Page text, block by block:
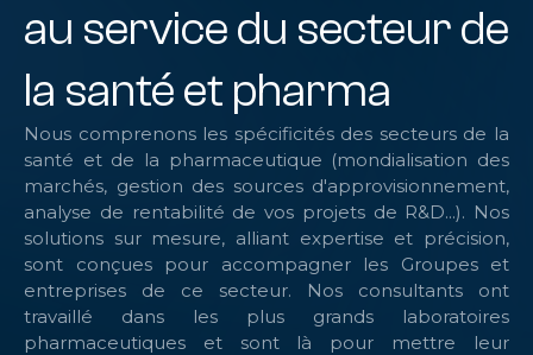
au service du secteur de
la santé et pharma
Nous comprenons les spécificités des secteurs de la
santé et de la pharmaceutique (mondialisation des
marchés, gestion des sources d'approvisionnement,
analyse de rentabilité de vos projets de R&D...). Nos
solutions sur mesure, alliant expertise et précision,
sont conçues pour accompagner les Groupes et
entreprises de ce secteur. Nos consultants ont
travaillé dans les plus grands laboratoires
pharmaceutiques et sont là pour mettre leur